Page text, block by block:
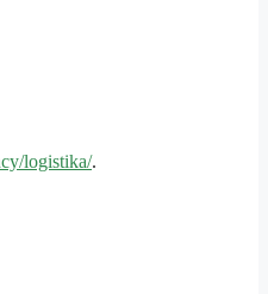
logistika/.